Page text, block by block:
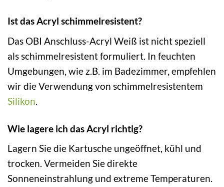
Ist das Acryl schimmelresistent?
Das OBI Anschluss-Acryl Weiß ist nicht speziell
als schimmelresistent formuliert. In feuchten
Umgebungen, wie z.B. im Badezimmer, empfehlen
wir die Verwendung von schimmelresistentem
Silikon.
Wie lagere ich das Acryl richtig?
Lagern Sie die Kartusche ungeöffnet, kühl und
trocken. Vermeiden Sie direkte
Sonneneinstrahlung und extreme Temperaturen.